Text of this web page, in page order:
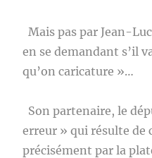
Mais pas par Jean-
en se demandant s’il
qu’on caricature »…
Son partenaire, le
erreur » qui résulte de
précisément par la